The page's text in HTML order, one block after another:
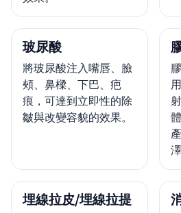
玻尿酸
將玻尿酸注入嘴唇、臉
頰、鼻樑、下巴、疤
痕，可達到立即性的除
皺與改變容貌的效果。
澤
埋線拉皮/埋線拉提